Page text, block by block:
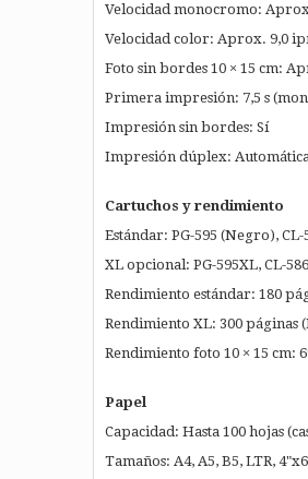
Velocidad monocromo:
Velocidad color: Aprox. 9,0
Foto sin bordes 10 × 15 cm:
Primera impresión: 7,5 s
Impresión sin bordes: Sí
Impresión dúplex:
Cartuchos y rendimiento
Estándar: PG-595 (Negro),
XL opcional: PG-595XL, CL-
Rendimiento estándar: 180
Rendimiento XL: 300 páginas
Rendimiento foto 10 × 15 cm:
Papel
Capacidad: Hasta 100 hojas
Tamaños: A4, A5, B5, LTR,